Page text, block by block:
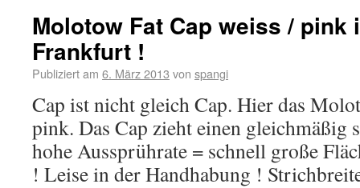
Molotow Fat Cap weiss / pink
Frankfurt !
Publiziert am 6. März 2013 von spangi
Cap ist nicht gleich Cap. Hier das
pink. Das Cap zieht einen gleichmäßig
hohe Aussprührate = schnell große
! Leise in der Handhabung !